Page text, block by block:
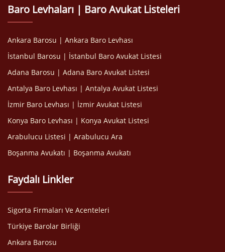
Baro Levhaları | Baro Avukat Listeleri
Ankara Barosu | Ankara Baro Levhası
İstanbul Barosu | İstanbul Baro Avukat Listesi
Adana Barosu | Adana Baro Avukat Listesi
Antalya Baro Levhası | Antalya Avukat Listesi
İzmir Baro Levhası | İzmir Avukat Listesi
Konya Baro Levhası | Konya Avukat Listesi
Arabulucu Listesi | Arabulucu Ara
Boşanma Avukatı | Boşanma Avukatı
Faydalı Linkler
Sigorta Firmaları Ve Acenteleri
Türkiye Barolar Birliği
Ankara Barosu